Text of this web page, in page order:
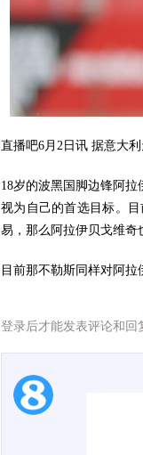
直播吧6月2日讯 据意大
18岁的波黑国脚边锋阿
视为自己的首选目标。
易，那么阿拉伊贝戈维奇
目前那不勒斯同样对阿拉
登录后才能发表评论和回
1.电